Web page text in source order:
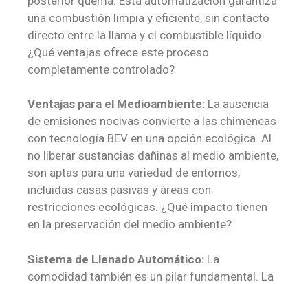
una combustión limpia y eficiente, sin contacto
directo entre la llama y el combustible líquido.
¿Qué ventajas ofrece este proceso
completamente controlado?
Ventajas para el Medioambiente: La ausencia
de emisiones nocivas convierte a las chimeneas
con tecnología BEV en una opción ecológica. Al
no liberar sustancias dañinas al medio ambiente,
son aptas para una variedad de entornos,
incluidas casas pasivas y áreas con
restricciones ecológicas. ¿Qué impacto tienen
en la preservación del medio ambiente?
Sistema de Llenado Automático: La
comodidad también es un pilar fundamental. La